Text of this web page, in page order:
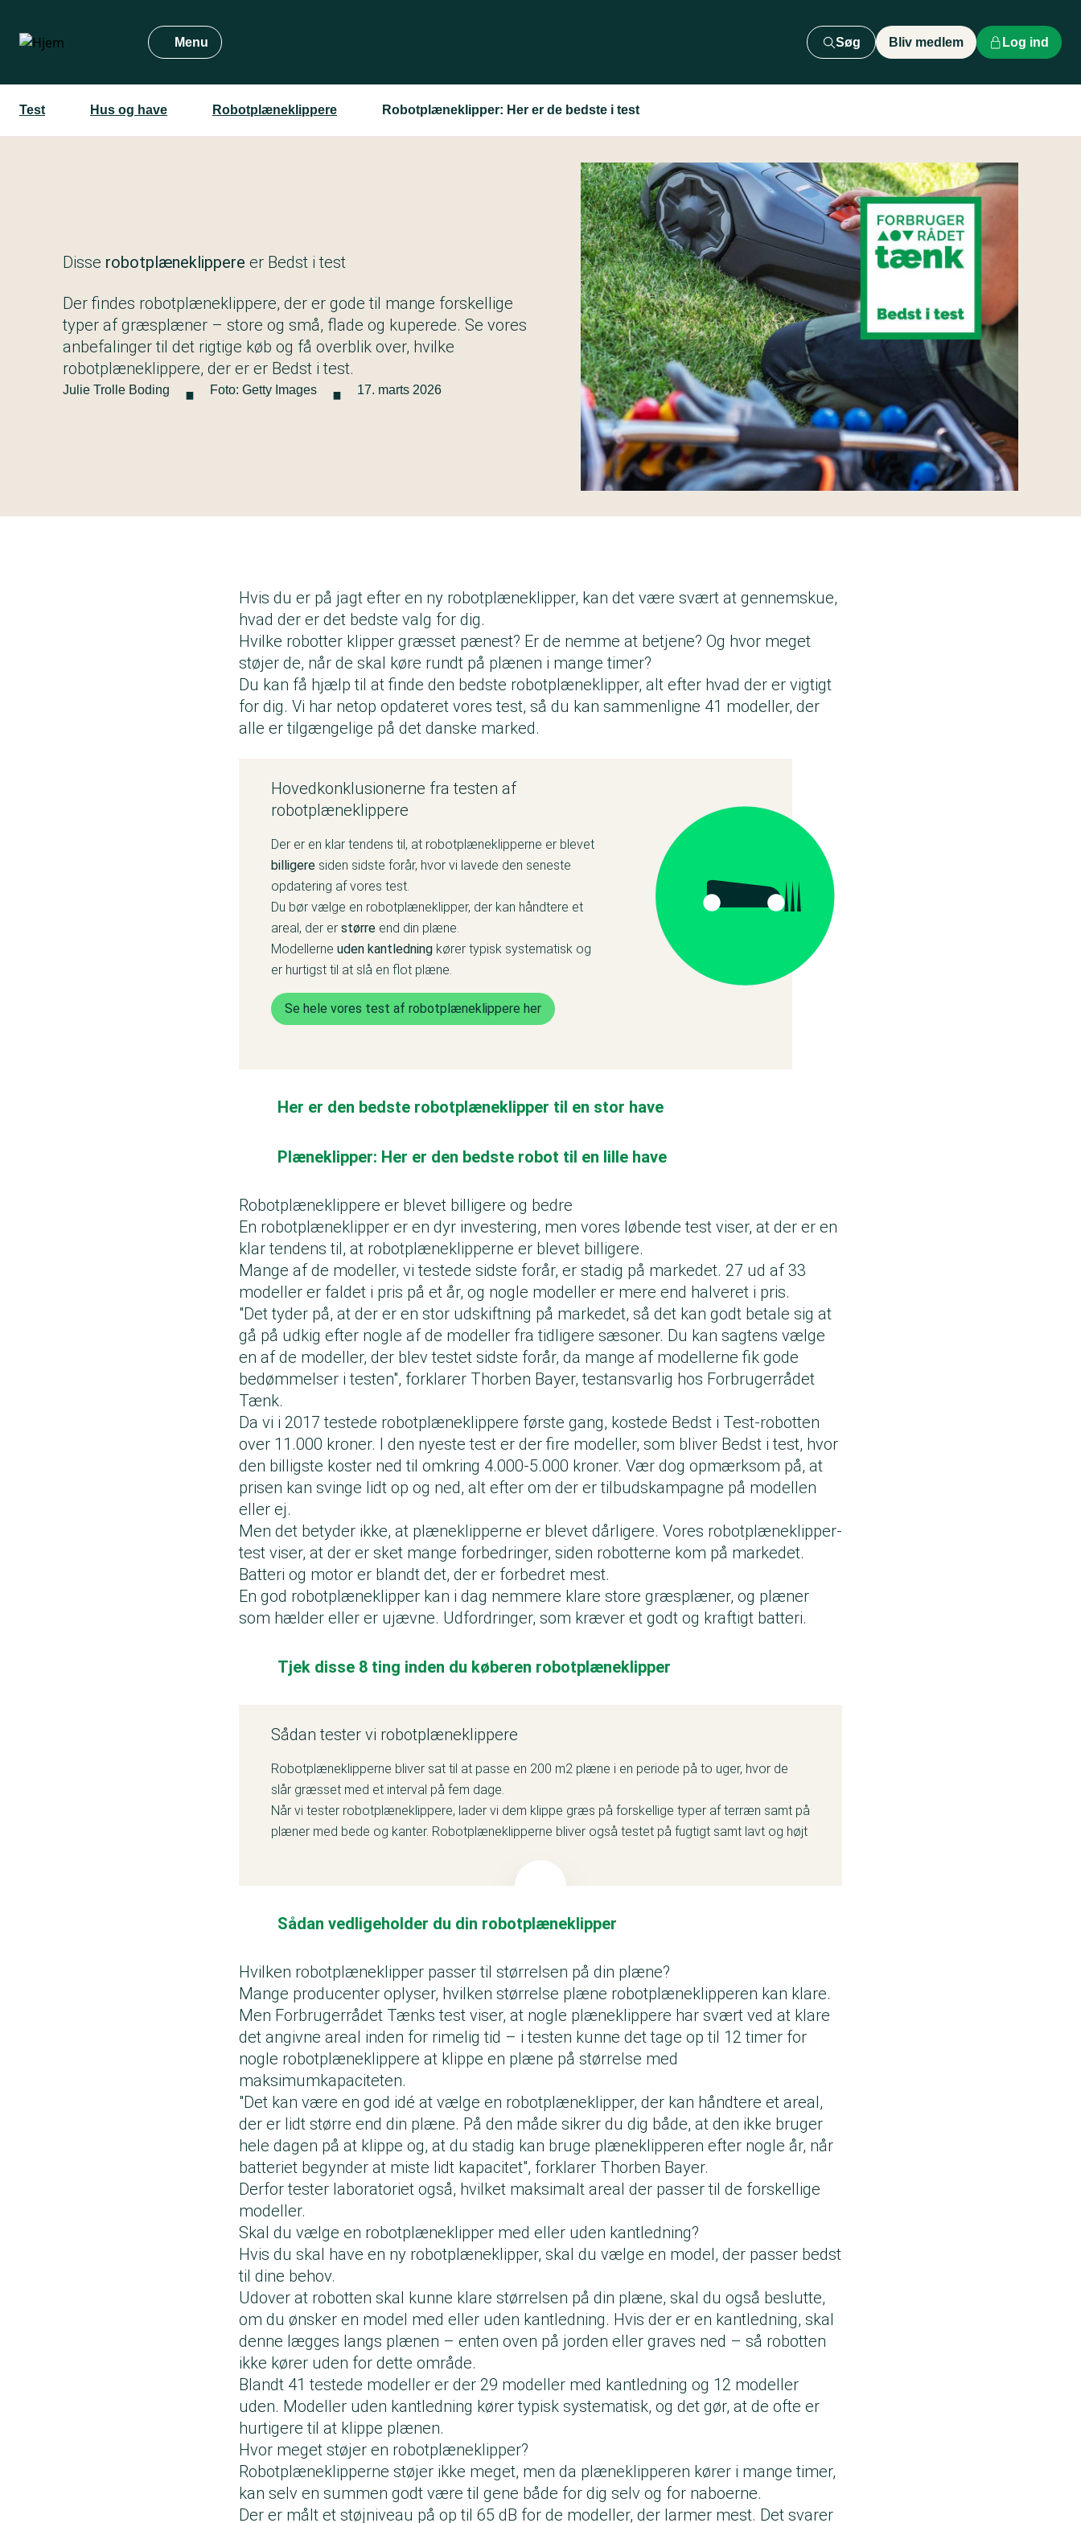
hovedindhold
Menu Søg Bliv medlem Log ind
Test Hus og have Robotplæneklippere Robotplæneklipper: Her er de bedste i test
Disse robotplæneklippere er Bedst i test
Der findes robotplæneklippere, der er gode til mange forskellige
typer af græsplæner – store og små, flade og kuperede. Se vores
anbefalinger til det rigtige køb og få overblik over, hvilke
robotplæneklippere, der er er Bedst i test.
Julie Trolle Boding · Foto: Getty Images · 17. marts 2026
Hvis du er på jagt efter en ny robotplæneklipper, kan det være svært at gennemskue,
hvad der er det bedste valg for dig.
Hvilke robotter klipper græsset pænest? Er de nemme at betjene? Og hvor meget
støjer de, når de skal køre rundt på plænen i mange timer?
Du kan få hjælp til at finde den bedste robotplæneklipper, alt efter hvad der er vigtigt
for dig. Vi har netop opdateret vores test, så du kan sammenligne 41 modeller, der
alle er tilgængelige på det danske marked.
Hovedkonklusionerne fra testen af
robotplæneklippere
Der er en klar tendens til, at robotplæneklipperne er blevet
billigere siden sidste forår, hvor vi lavede den seneste
opdatering af vores test.
Du bør vælge en robotplæneklipper, der kan håndtere et
areal, der er større end din plæne.
Modellerne uden kantledning kører typisk systematisk og
er hurtigst til at slå en flot plæne.
Se hele vores test af robotplæneklippere her
Her er den bedste robotplæneklipper til en stor have
Plæneklipper: Her er den bedste robot til en lille have
Robotplæneklippere er blevet billigere og bedre
En robotplæneklipper er en dyr investering, men vores løbende test viser, at der er en
klar tendens til, at robotplæneklipperne er blevet billigere.
Mange af de modeller, vi testede sidste forår, er stadig på markedet. 27 ud af 33
modeller er faldet i pris på et år, og nogle modeller er mere end halveret i pris.
"Det tyder på, at der er en stor udskiftning på markedet, så det kan godt betale sig at
gå på udkig efter nogle af de modeller fra tidligere sæsoner. Du kan sagtens vælge
en af de modeller, der blev testet sidste forår, da mange af modellerne fik gode
bedømmelser i testen", forklarer Thorben Bayer, testansvarlig hos Forbrugerrådet
Tænk.
Da vi i 2017 testede robotplæneklippere første gang, kostede Bedst i Test-robotten
over 11.000 kroner. I den nyeste test er der fire modeller, som bliver Bedst i test, hvor
den billigste koster ned til omkring 4.000-5.000 kroner. Vær dog opmærksom på, at
prisen kan svinge lidt op og ned, alt efter om der er tilbudskampagne på modellen
eller ej.
Men det betyder ikke, at plæneklipperne er blevet dårligere. Vores robotplæneklipper-
test viser, at der er sket mange forbedringer, siden robotterne kom på markedet.
Batteri og motor er blandt det, der er forbedret mest.
En god robotplæneklipper kan i dag nemmere klare store græsplæner, og plæner
som hælder eller er ujævne. Udfordringer, som kræver et godt og kraftigt batteri.
Tjek disse 8 ting inden du køberen robotplæneklipper
Sådan tester vi robotplæneklippere
Robotplæneklipperne bliver sat til at passe en 200 m2 plæne i en periode på to uger, hvor de
slår græsset med et interval på fem dage.
Når vi tester robotplæneklippere, lader vi dem klippe græs på forskellige typer af terræn samt på
plæner med bede og kanter. Robotplæneklipperne bliver også testet på fugtigt samt lavt og højt
sikre de er, deres støjniveau og deres brugervenlighed.
Disse mærker har vi testet:
Landxcape, Mammotion, Scheppach, Segway, Stihl og Worx.
Se hele testen her
Sådan vedligeholder du din robotplæneklipper
Hvilken robotplæneklipper passer til størrelsen på din plæne?
Mange producenter oplyser, hvilken størrelse plæne robotplæneklipperen kan klare.
Men Forbrugerrådet Tænks test viser, at nogle plæneklippere har svært ved at klare
det angivne areal inden for rimelig tid – i testen kunne det tage op til 12 timer for
nogle robotplæneklippere at klippe en plæne på størrelse med
maksimumkapaciteten.
"Det kan være en god idé at vælge en robotplæneklipper, der kan håndtere et areal,
der er lidt større end din plæne. På den måde sikrer du dig både, at den ikke bruger
hele dagen på at klippe og, at du stadig kan bruge plæneklipperen efter nogle år, når
batteriet begynder at miste lidt kapacitet", forklarer Thorben Bayer.
Derfor tester laboratoriet også, hvilket maksimalt areal der passer til de forskellige
modeller.
Skal du vælge en robotplæneklipper med eller uden kantledning?
Hvis du skal have en ny robotplæneklipper, skal du vælge en model, der passer bedst
til dine behov.
Udover at robotten skal kunne klare størrelsen på din plæne, skal du også beslutte,
om du ønsker en model med eller uden kantledning. Hvis der er en kantledning, skal
denne lægges langs plænen – enten oven på jorden eller graves ned – så robotten
ikke kører uden for dette område.
Blandt 41 testede modeller er der 29 modeller med kantledning og 12 modeller
uden. Modeller uden kantledning kører typisk systematisk, og det gør, at de ofte er
hurtigere til at klippe plænen.
Hvor meget støjer en robotplæneklipper?
Robotplæneklipperne støjer ikke meget, men da plæneklipperen kører i mange timer,
kan selv en summen godt være til gene både for dig selv og for naboerne.
Der er målt et støjniveau på op til 65 dB for de modeller, der larmer mest. Det svarer